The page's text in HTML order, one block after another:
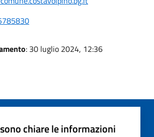
: 30 luglio 2024, 12:36
chiare le informazioni